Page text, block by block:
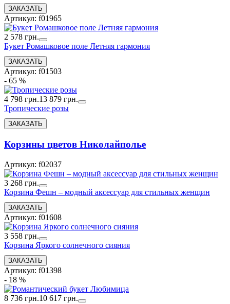
Артикул: f01965
2 578 грн.
Букет Ромашковое поле Летняя гармония
Артикул: f01503
- 65 %
4 798 грн.13 879 грн.
Тропические розы
Корзины цветов Николайполье
Артикул: f02037
3 268 грн.
Корзина Фешн – модный аксессуар для стильных женщин
Артикул: f01608
3 558 грн.
Корзина Яркого солнечного сияния
Артикул: f01398
- 18 %
8 736 грн.10 617 грн.